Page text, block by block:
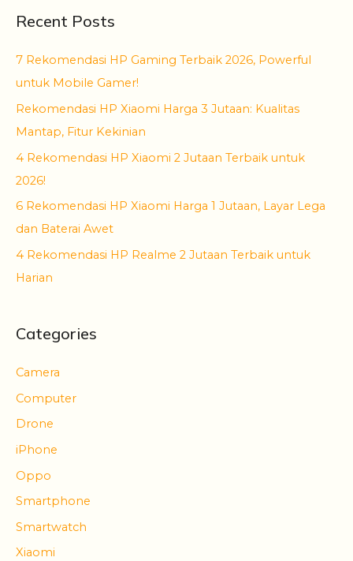
Recent Posts
7 Rekomendasi HP Gaming Terbaik 2026, Powerful
untuk Mobile Gamer!
Rekomendasi HP Xiaomi Harga 3 Jutaan: Kualitas
Mantap, Fitur Kekinian
4 Rekomendasi HP Xiaomi 2 Jutaan Terbaik untuk
2026!
6 Rekomendasi HP Xiaomi Harga 1 Jutaan, Layar Lega
dan Baterai Awet
4 Rekomendasi HP Realme 2 Jutaan Terbaik untuk
Harian
Categories
Camera
Computer
Drone
iPhone
Oppo
Smartphone
Smartwatch
Xiaomi